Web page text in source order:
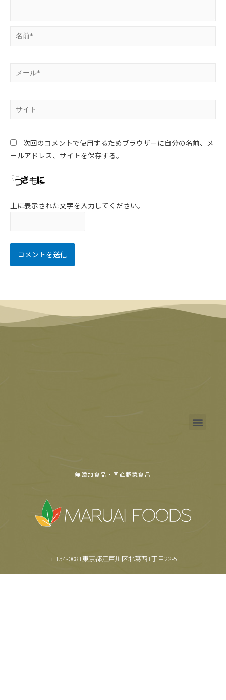
次回のコメントで使用するためブラウザーに自分の名前、メ
ールアドレス、サイトを保存する。
上に表示された文字を入力してください。
無添加食品・国産野菜食品
〒134-0081東京都江戸川区北葛西1丁目22-5